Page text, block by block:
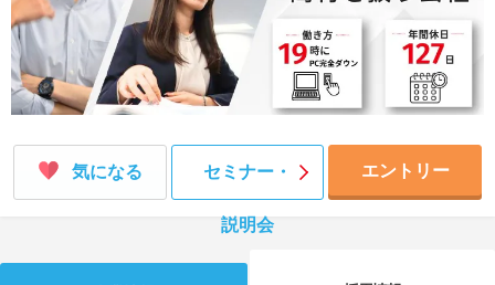
気になる セミナー・
説明会
エントリー